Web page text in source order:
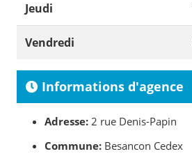
Jeudi
Vendredi
Informations d'agence
Adresse: 2 rue Denis-Papin
Commune: Besancon Cedex